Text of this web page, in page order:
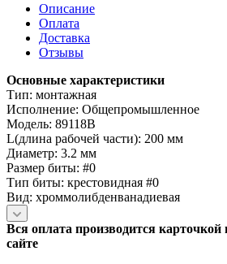
Описание
Оплата
Доставка
Отзывы
Основные характеристики
Тип: монтажная
Исполнение: Общепромышленное
Модель: 89118B
L(длина рабочей части): 200 мм
Диаметр: 3.2 мм
Размер биты: #0
Тип биты: крестовидная #0
Вид: хроммолибденванадиевая
Вся оплата производится карточкой
сайте